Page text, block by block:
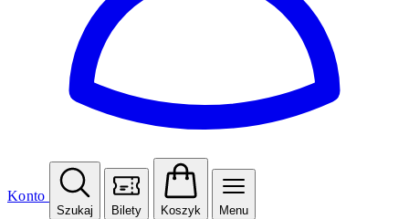
Konto
Szukaj Bilety Koszyk Menu